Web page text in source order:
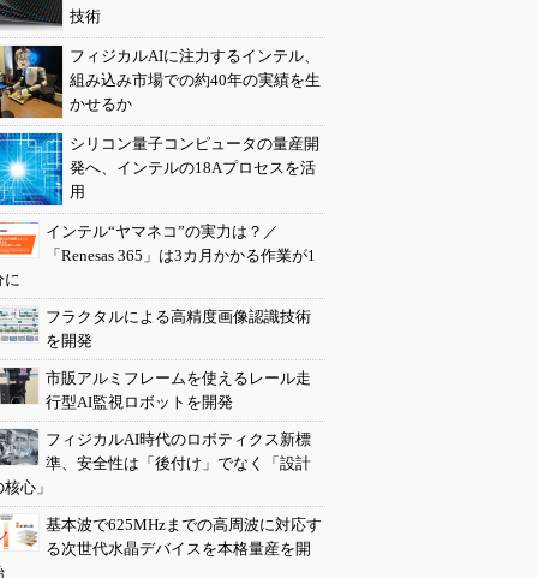
技術
フィジカルAIに注力するインテル、
組み込み市場での約40年の実績を生
かせるか
シリコン量子コンピュータの量産開
発へ、インテルの18Aプロセスを活
用
インテル“ヤマネコ”の実力は？／
「Renesas 365」は3カ月かかる作業が1
に
フラクタルによる高精度画像認識技術
を開発
市販アルミフレームを使えるレール走
行型AI監視ロボットを開発
フィジカルAI時代のロボティクス新標
準、安全性は「後付け」でなく「設計
心」
基本波で625MHzまでの高周波に対応す
る次世代水晶デバイスを本格量産を開